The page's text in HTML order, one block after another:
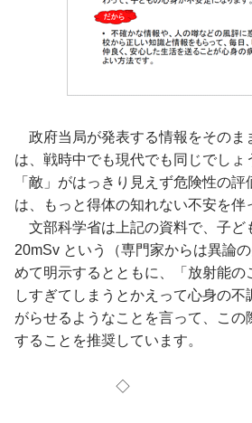
政府当局が発表する情報をそのま
は、戦時中でも現代でも同じでしょ
「敵」がはっきり見えず危険性の
は、もっと得体の知れない不安を伴
文部科学省は上記の資料で、子ど
20mSv という（専門家からは異論
めて明示するとともに、「放射能の
しすぎてしまうとかえって心身の不
がらせるようなことを言って、この
することを推奨しています。
◇